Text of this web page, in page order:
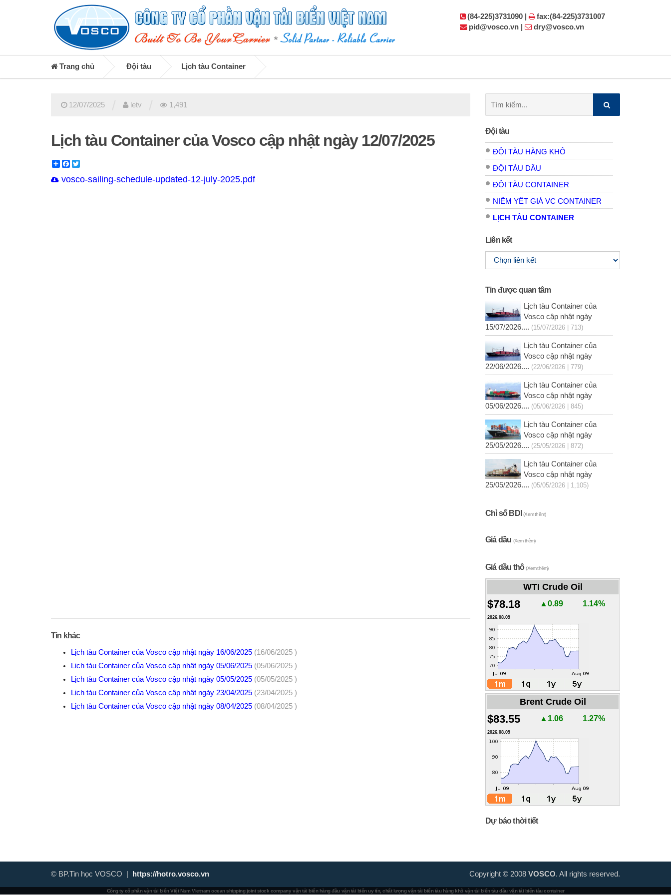
(84-225)3731090 |
fax:(84-225)3731007
pid@vosco.vn |
dry@vosco.vn
Trang chủ Đội tàu Lịch tàu Container
12/07/2025 letv 1,491
Lịch tàu Container của Vosco cập nhật ngày 12/07/2025
ShareFacebook
vosco-sailing-schedule-updated-12-july-2025.pdf
Tin khác
Lịch tàu Container của Vosco cập nhật ngày 16/06/2025 (16/06/2025 )
Lịch tàu Container của Vosco cập nhật ngày 05/06/2025 (05/06/2025 )
Lịch tàu Container của Vosco cập nhật ngày 05/05/2025 (05/05/2025 )
Lịch tàu Container của Vosco cập nhật ngày 23/04/2025 (23/04/2025 )
Lịch tàu Container của Vosco cập nhật ngày 08/04/2025 (08/04/2025 )
kiếm:
Đội tàu
ĐỘI TÀU HÀNG KHÔ
ĐỘI TÀU DẦU
ĐỘI TÀU CONTAINER
NIÊM YẾT GIÁ VC CONTAINER
LỊCH TÀU CONTAINER
Liên kết
Tin được quan tâm
Lịch tàu Container của
Vosco cập nhật ngày
15/07/2026.... (15/07/2026 | 713)
Lịch tàu Container của
Vosco cập nhật ngày
22/06/2026.... (22/06/2026 | 779)
Lịch tàu Container của
Vosco cập nhật ngày
05/06/2026.... (05/06/2026 | 845)
Lịch tàu Container của
Vosco cập nhật ngày
25/05/2026.... (25/05/2026 | 872)
Lịch tàu Container của
Vosco cập nhật ngày
25/05/2026.... (05/05/2026 | 1,105)
Chỉ số BDI(Xem thêm)
Giá dầu (Xem thêm)
Giá dầu thô(Xem thêm)
WTI Crude Oil
$78.18 ▲0.89 1.14%
2026.08.09
Brent Crude Oil
$83.55 ▲1.06 1.27%
2026.08.09
Dự báo thời tiết
© BP.Tin học VOSCO | https://hotro.vosco.vn Copyright © 2008 VOSCO. All rights reserved.
Công ty cổ phần vận tải biển Việt Nam Vietnam ocean shipping joint stock company vận tải biển hàng đầu vận tải biển uy tín, chất lượng vận tải biển tàu hàng khô vận tải biển tàu dầu vận tải biển tàu container